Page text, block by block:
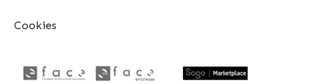
Cookies